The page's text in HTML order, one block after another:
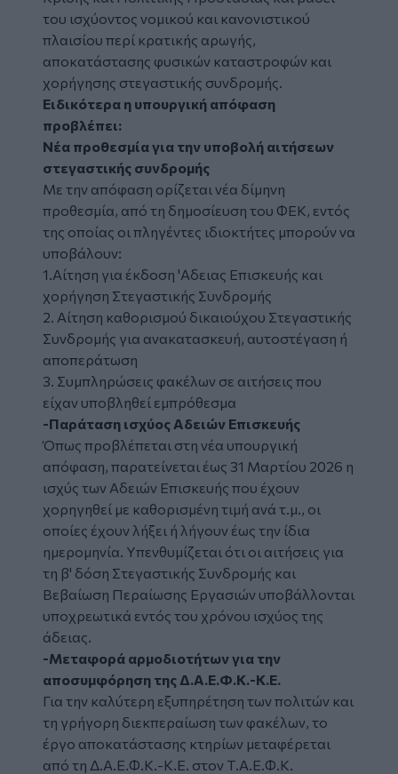
του ισχύοντος νομικού και κανονιστικού
πλαισίου περί κρατικής αρωγής,
αποκατάστασης φυσικών καταστροφών και
χορήγησης στεγαστικής συνδρομής.
Ειδικότερα η υπουργική απόφαση
προβλέπει:
Νέα προθεσμία για την υποβολή αιτήσεων
στεγαστικής συνδρομής
Με την απόφαση ορίζεται νέα δίμηνη
προθεσμία, από τη δημοσίευση του ΦΕΚ, εντός
της οποίας οι πληγέντες ιδιοκτήτες μπορούν να
υποβάλουν:
1.Αίτηση για έκδοση 'Αδειας Επισκευής και
χορήγηση Στεγαστικής Συνδρομής
2. Αίτηση καθορισμού δικαιούχου Στεγαστικής
Συνδρομής για ανακατασκευή, αυτοστέγαση ή
αποπεράτωση
3. Συμπληρώσεις φακέλων σε αιτήσεις που
είχαν υποβληθεί εμπρόθεσμα
-Παράταση ισχύος Αδειών Επισκευής
Όπως προβλέπεται στη νέα υπουργική
απόφαση, παρατείνεται έως 31 Μαρτίου 2026 η
ισχύς των Αδειών Επισκευής που έχουν
χορηγηθεί με καθορισμένη τιμή ανά τ.μ., οι
οποίες έχουν λήξει ή λήγουν έως την ίδια
ημερομηνία. Υπενθυμίζεται ότι οι αιτήσεις για
τη β' δόση Στεγαστικής Συνδρομής και
Βεβαίωση Περαίωσης Εργασιών υποβάλλονται
υποχρεωτικά εντός του χρόνου ισχύος της
άδειας.
-Μεταφορά αρμοδιοτήτων για την
αποσυμφόρηση της Δ.Α.Ε.Φ.Κ.-Κ.Ε.
Για την καλύτερη εξυπηρέτηση των πολιτών και
τη γρήγορη διεκπεραίωση των φακέλων, το
έργο αποκατάστασης κτηρίων μεταφέρεται
από τη Δ.Α.Ε.Φ.Κ.-Κ.Ε. στον Τ.Α.Ε.Φ.Κ.